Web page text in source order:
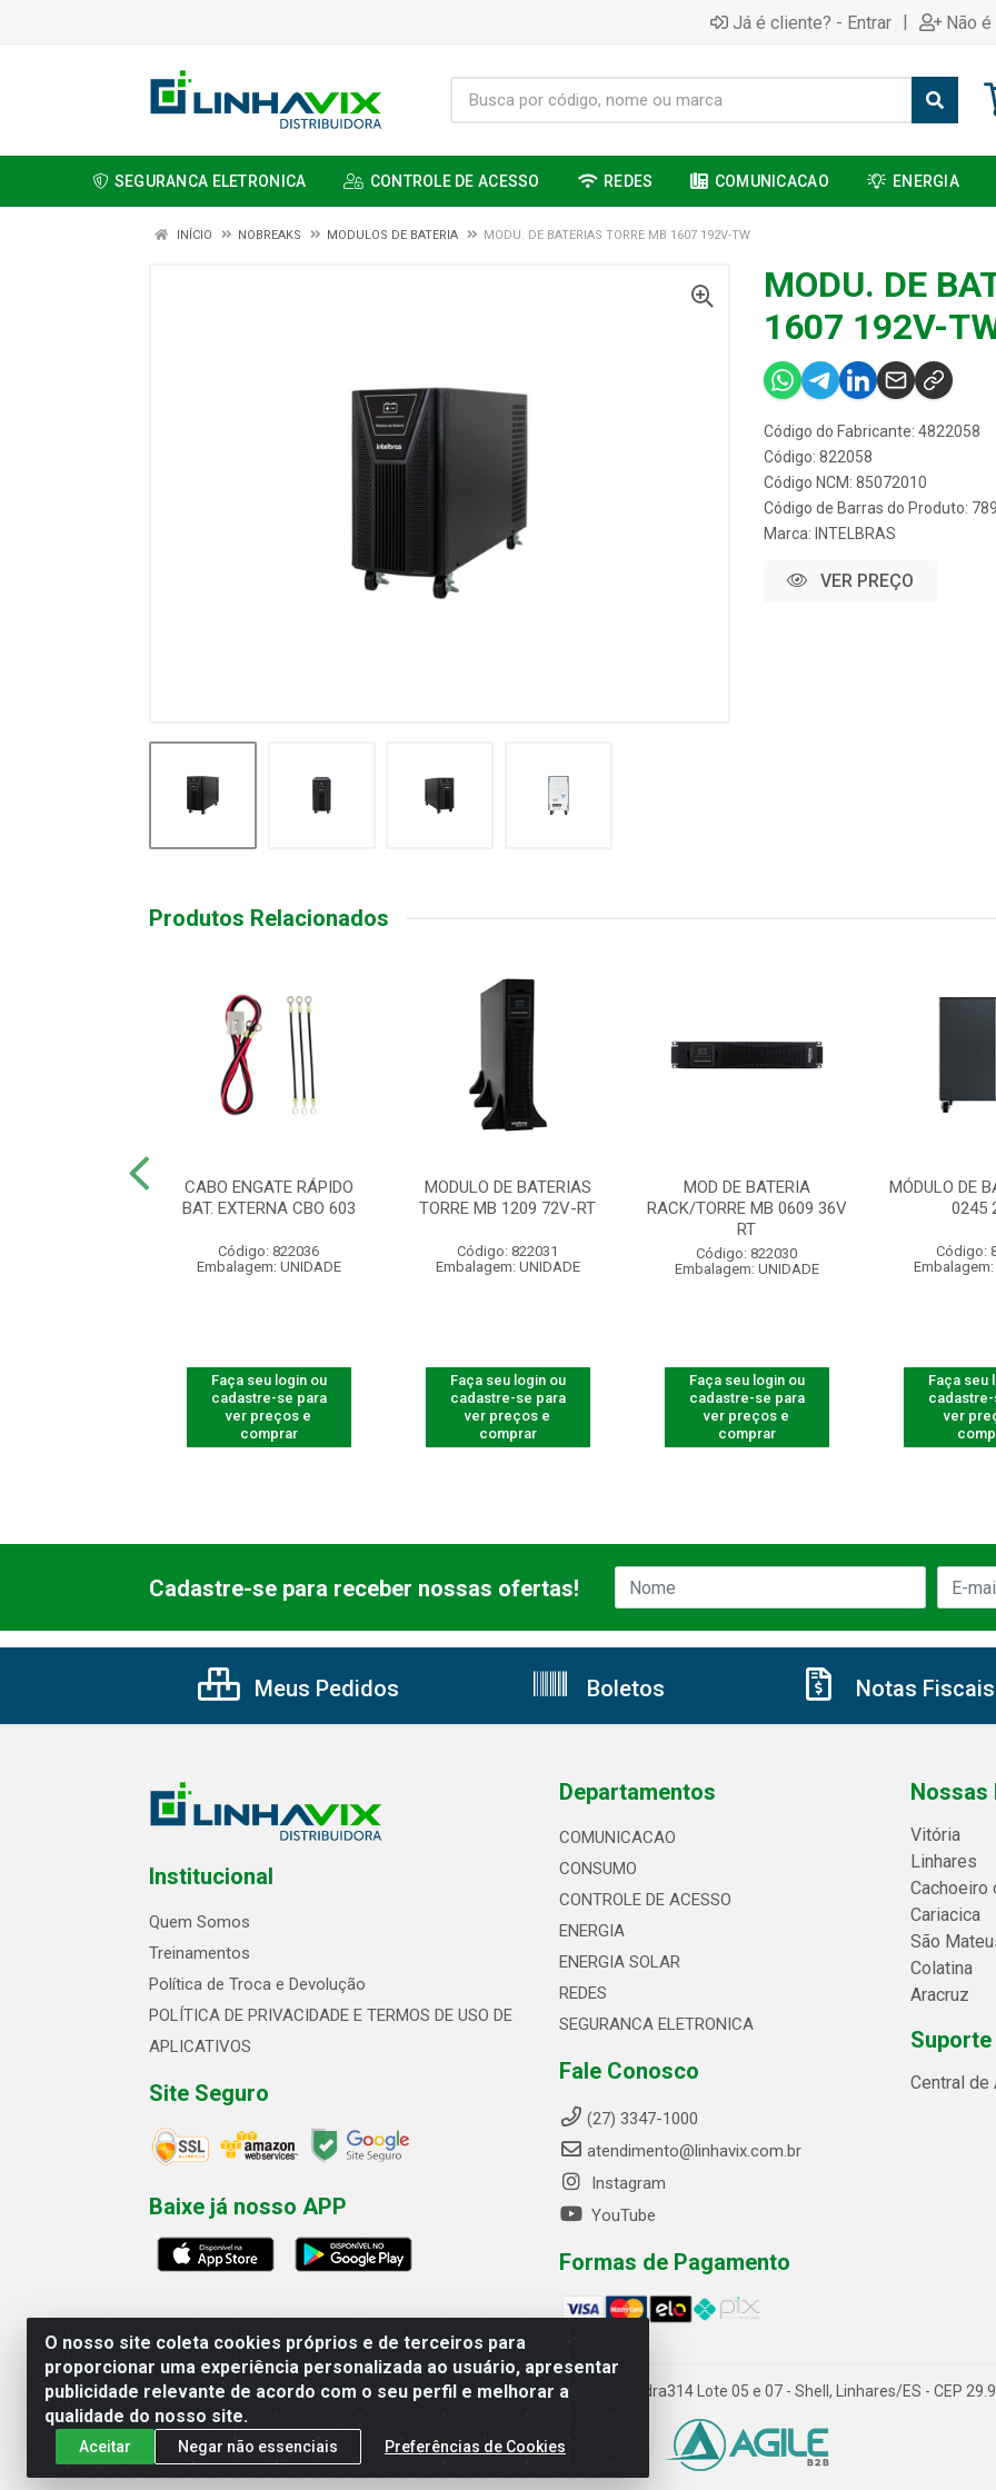
Já é cliente? - Entrar | Não
SEGURANCA ELETRONICA CONTROLE DE ACESSO REDES COMUNICACAO ENERGIA
INÍCIO NOBREAKS MODULOS DE BATERIA MODU. DE BATERIAS TORRE MB 1607 192V-TW
MODU. DE
1607 192V-
Código do Fabricante: 4822058
Código: 822058
Código NCM: 85072010
Código de Barras do Produto:
Marca: INTELBRAS
VER PREÇO
Produtos Relacionados
CABO ENGATE RÁPIDO
BAT. EXTERNA CBO 603
Código: 822036
Embalagem: UNIDADE
Faça seu login ou
cadastre-se para
ver preços e
comprar
MODULO DE BATERIAS
TORRE MB 1209 72V-RT
Código: 822031
Embalagem: UNIDADE
Faça seu login ou
cadastre-se para
ver preços e
comprar
MOD DE BATERIA
RACK/TORRE MB 0609 36V
RT
Código: 822030
Embalagem: UNIDADE
Faça seu login ou
cadastre-se para
ver preços e
comprar
MÓDULO DE
0245
Código:
Embalagem:
Faça seu
ver
O nosso site coleta cookies próprios e de terceiros para
proporcionar uma experiência personalizada ao usuário, apresentar
publicidade relevante de acordo com o seu perfil e melhorar a
qualidade do nosso site.
Aceitar Negar não essenciais Preferências de Cookies
Cadastre-se para receber nossas ofertas!
Meus Pedidos Boletos Notas Fiscais
Institucional
Quem Somos
Treinamentos
Política de Troca e Devolução
POLÍTICA DE PRIVACIDADE E TERMOS DE USO DE
APLICATIVOS
Site Seguro
Baixe já nosso APP
Departamentos
COMUNICACAO
CONSUMO
CONTROLE DE ACESSO
ENERGIA
ENERGIA SOLAR
REDES
SEGURANCA ELETRONICA
Fale Conosco
(27) 3347-1000
atendimento@linhavix.com.br
Instagram
YouTube
Formas de Pagamento
Nossas
Vitória
Linhares
Cachoeiro
Cariacica
São
Colatina
Aracruz
Central de
Linhavix Distribuidora LTDA - Avenida Alegre, 2521 - Quadra314 Lote 05 e 07 - Shell, Linhares/ES - CEP